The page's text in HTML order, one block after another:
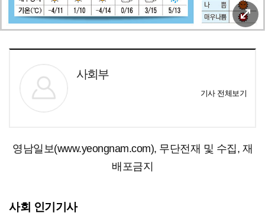
사회부
기사 전체보기
영남일보(www.yeongnam.com), 무단전재 및 수집, 재
배포금지
사회 인기기사